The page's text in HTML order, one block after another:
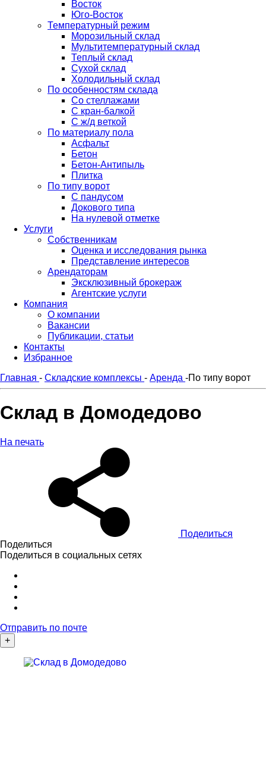
Восток
Юго-Восток
Температурный режим
Морозильный склад
Мультитемпературный склад
Теплый склад
Сухой склад
Холодильный склад
По особенностям склада
Со стеллажами
С кран-балкой
С ж/д веткой
По материалу пола
Асфальт
Бетон
Бетон-Антипыль
Плитка
По типу ворот
С пандусом
Докового типа
На нулевой отметке
Услуги
Собственникам
Оценка и исследования рынка
Представление интересов
Арендаторам
Эксклюзивный брокераж
Агентские услуги
Компания
О компании
Вакансии
Публикации, статьи
Контакты
Избранное
Главная - Складские комплексы - Аренда -По типу ворот
Склад в Домодедово
На печать
Поделиться
Поделиться
Поделиться в социальных сетях
Отправить по почте
+